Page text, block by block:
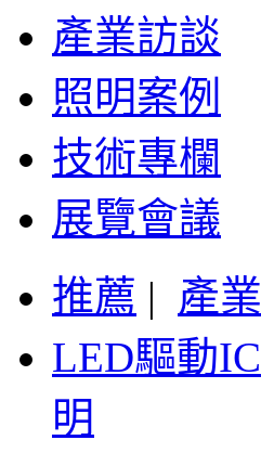
產業訪談
照明案例
技術專欄
展覽會議
推薦 | 產業
LED驅動IC
明